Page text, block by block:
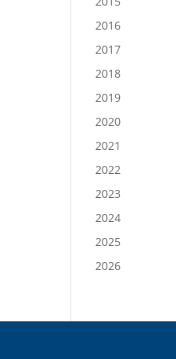
2016
2017
2018
2019
2020
2021
2022
2023
2024
2025
2026